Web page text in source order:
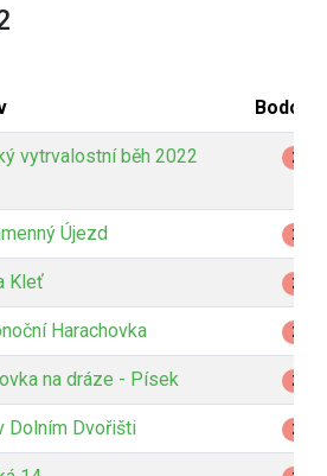
vytrvalostní běh 2022 Z
Újezd Z
Kleť Z
Harachovka Z
na dráze - Písek Z
Dolním Dvořišti Z